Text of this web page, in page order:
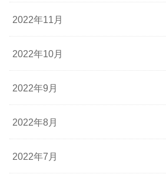
2022年11月
2022年10月
2022年9月
2022年8月
2022年7月